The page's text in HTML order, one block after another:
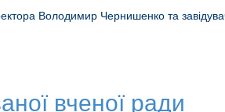
Володимир Чернишенко та
вченої ради